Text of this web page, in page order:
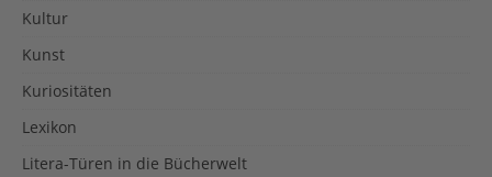
Kultur
Kunst
Kuriositäten
Lexikon
Litera-Türen in die Bücherwelt